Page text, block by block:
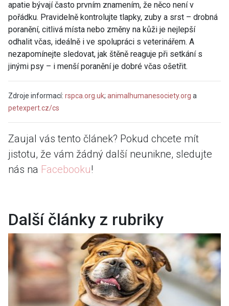
apatie bývají často prvním znamením, že něco není v
pořádku. Pravidelně kontrolujte tlapky, zuby a srst – drobná
poranění, citlivá místa nebo změny na kůži je nejlepší
odhalit včas, ideálně i ve spolupráci s veterinářem. A
nezapomínejte sledovat, jak štěně reaguje při setkání s
jinými psy – i menší poranění je dobré včas ošetřit.
Zdroje informací: rspca.org.uk; animalhumanesociety.org a
petexpert.cz/cs
Zaujal vás tento článek? Pokud chcete mít
jistotu, že vám žádný další neunikne, sledujte
nás na Facebooku!
Další články z rubriky